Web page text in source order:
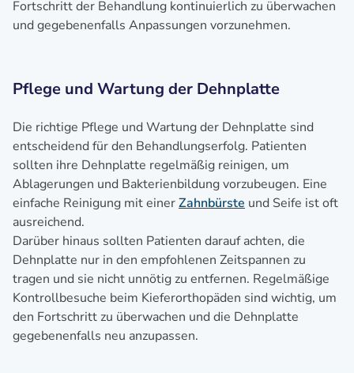
Fortschritt der Behandlung kontinuierlich zu überwachen
und gegebenenfalls Anpassungen vorzunehmen.
Pflege und Wartung der Dehnplatte
Die richtige Pflege und Wartung der Dehnplatte sind
entscheidend für den Behandlungserfolg. Patienten
sollten ihre Dehnplatte regelmäßig reinigen, um
Ablagerungen und Bakterienbildung vorzubeugen. Eine
einfache Reinigung mit einerZahnbürste und Seife ist oft
ausreichend.
Darüber hinaus sollten Patienten darauf achten, die
Dehnplatte nur in den empfohlenen Zeitspannen zu
tragen und sie nicht unnötig zu entfernen. Regelmäßige
Kontrollbesuche beim Kieferorthopäden sind wichtig, um
den Fortschritt zu überwachen und die Dehnplatte
gegebenenfalls neu anzupassen.